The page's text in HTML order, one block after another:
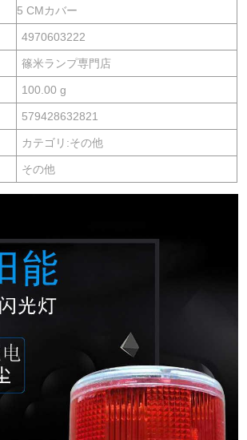
5 CMカバー
4970603222
篠米ランプ専門店
100.00 g
579428632821
カテゴリ:その他
その他